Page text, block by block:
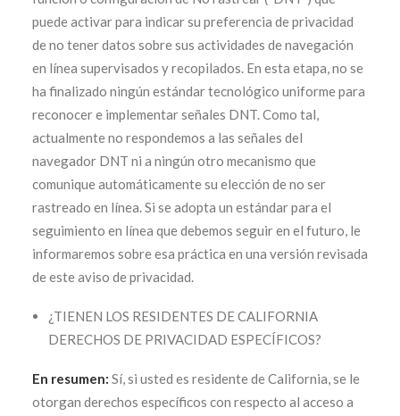
puede activar para indicar su preferencia de privacidad
de no tener datos sobre sus actividades de navegación
en línea supervisados y recopilados. En esta etapa, no se
ha finalizado ningún estándar tecnológico uniforme para
reconocer e implementar señales DNT. Como tal,
actualmente no respondemos a las señales del
navegador DNT ni a ningún otro mecanismo que
comunique automáticamente su elección de no ser
rastreado en línea. Si se adopta un estándar para el
seguimiento en línea que debemos seguir en el futuro, le
informaremos sobre esa práctica en una versión revisada
de este aviso de privacidad.
¿TIENEN LOS RESIDENTES DE CALIFORNIA
DERECHOS DE PRIVACIDAD ESPECÍFICOS?
En resumen: Sí, si usted es residente de California, se le
otorgan derechos específicos con respecto al acceso a